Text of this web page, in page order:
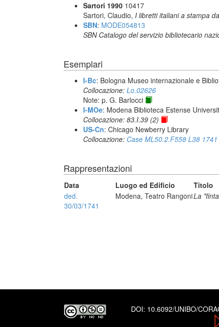
Sartori 1990 10417
Sartori, Claudio, I libretti italiani a stampa
SBN: MODE054813
SBN Catalogo del servizio bibliotecario
Esemplari
I-Bc: Bologna Museo internazionale e
Collocazione: Lo.02626
Note: p. G. Barlocci
I-MOe: Modena Biblioteca Estense
Collocazione: 83.I.39 (2)
US-Cn: Chicago Newberry Library
Collocazione: Case ML50.2.F558 L38 1741
Rappresentazioni
Data Luogo ed Edificio
Titolo
ded.
30/03/1741
Modena, Teatro RangoniLa
DOI: 10.6092/UNIBO/